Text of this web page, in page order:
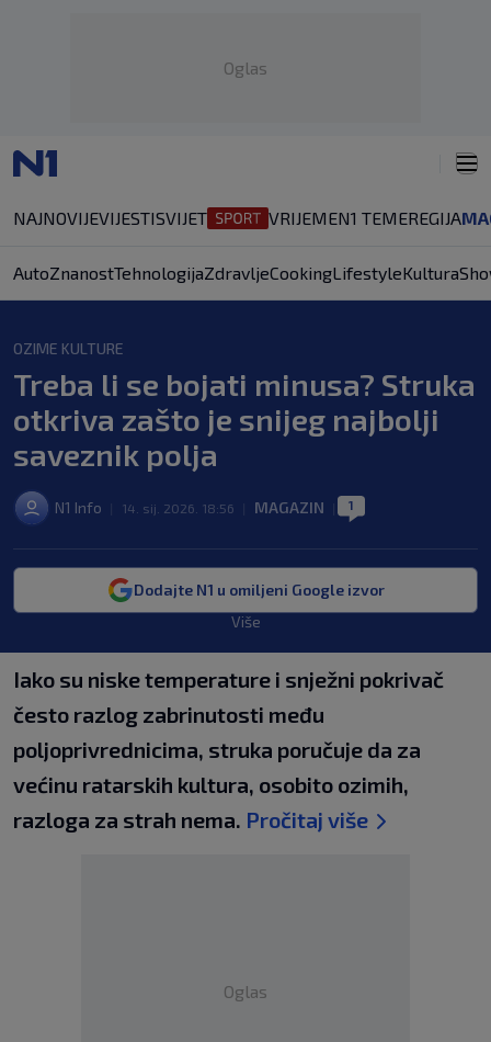
Oglas
NAJNOVIJEVIJESTISVIJET VRIJEMEN1 TEMEREGIJA
AutoZnanostTehnologijaZdravljeCookingLifestyleKultura
OZIME KULTURE
Treba li se bojati minusa? Struka
otkriva zašto je snijeg najbolji
saveznik polja
N1 Info 14. sij. 2026. 18:56 MAGAZIN 1
Dodajte N1 u omiljeni Google izvor
Više
Iako su niske temperature i snježni pokrivač
često razlog zabrinutosti među
poljoprivrednicima, struka poručuje da za
većinu ratarskih kultura, osobito ozimih,
razloga za strah nema. Pročitaj više
Oglas